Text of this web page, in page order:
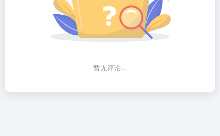
暂无评论...